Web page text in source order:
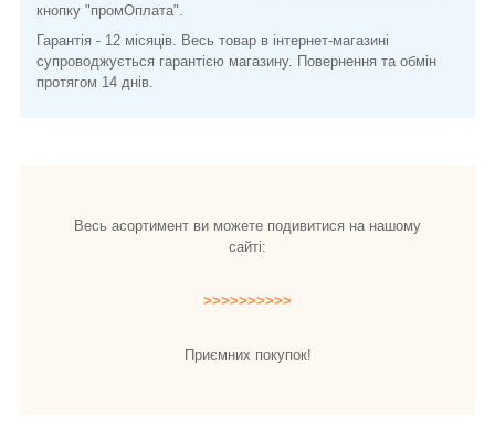
кнопку "промОплата".
Гарантія - 12 місяців. Весь товар в інтернет-магазині
супроводжується гарантією магазину. Повернення та обмін
протягом 14 днів.
Весь асортимент ви можете подивитися на нашому
сайті:
>>>>>>>>>>
Приємних покупок!